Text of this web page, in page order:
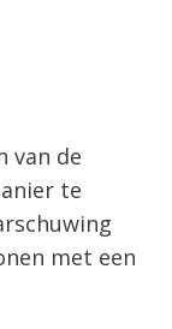
van de
te
met een